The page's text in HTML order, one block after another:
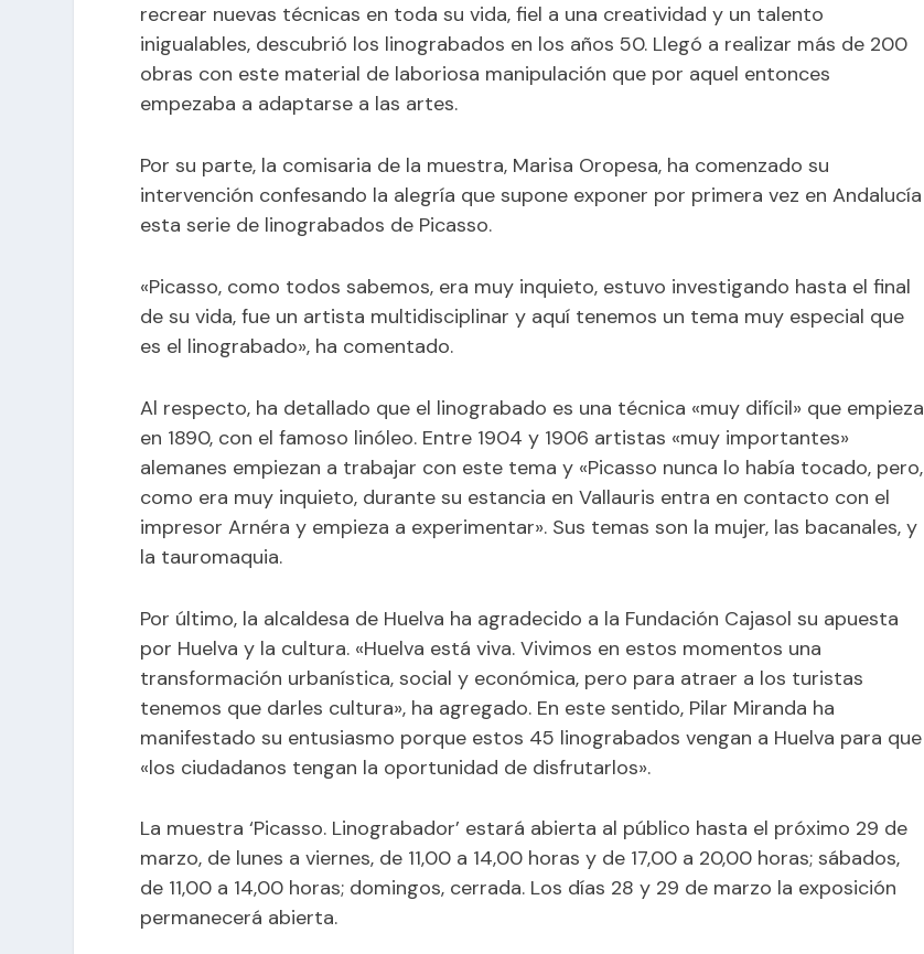
recrear nuevas técnicas en toda su vida, fiel a una creatividad y un talento
inigualables, descubrió los linograbados en los años 50. Llegó a realizar más de 200
obras con este material de laboriosa manipulación que por aquel entonces
empezaba a adaptarse a las artes.
Por su parte, la comisaria de la muestra, Marisa Oropesa, ha comenzado su
intervención confesando la alegría que supone exponer por primera vez en Andalucía
esta serie de linograbados de Picasso.
«Picasso, como todos sabemos, era muy inquieto, estuvo investigando hasta el final
de su vida, fue un artista multidisciplinar y aquí tenemos un tema muy especial que
es el linograbado», ha comentado.
Al respecto, ha detallado que el linograbado es una técnica «muy difícil» que empieza
en 1890, con el famoso linóleo. Entre 1904 y 1906 artistas «muy importantes»
alemanes empiezan a trabajar con este tema y «Picasso nunca lo había tocado, pero,
como era muy inquieto, durante su estancia en Vallauris entra en contacto con el
impresor Arnéra y empieza a experimentar». Sus temas son la mujer, las bacanales, y
la tauromaquia.
Por último, la alcaldesa de Huelva ha agradecido a la Fundación Cajasol su apuesta
por Huelva y la cultura. «Huelva está viva. Vivimos en estos momentos una
transformación urbanística, social y económica, pero para atraer a los turistas
tenemos que darles cultura», ha agregado. En este sentido, Pilar Miranda ha
manifestado su entusiasmo porque estos 45 linograbados vengan a Huelva para que
«los ciudadanos tengan la oportunidad de disfrutarlos».
La muestra ‘Picasso. Linograbador’ estará abierta al público hasta el próximo 29 de
marzo, de lunes a viernes, de 11,00 a 14,00 horas y de 17,00 a 20,00 horas; sábados,
de 11,00 a 14,00 horas; domingos, cerrada. Los días 28 y 29 de marzo la exposición
permanecerá abierta.